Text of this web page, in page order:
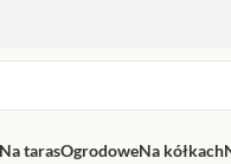
Na tarasOgrodoweNa kółkach